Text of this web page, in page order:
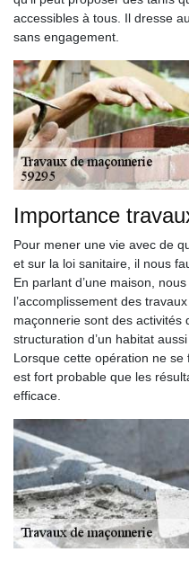
accessibles à tous. Il dresse
sans engagement.
Importance
Pour mener une vie avec de
et sur la loi sanitaire, il nous
En parlant d’une maison,
l’accomplissement des
maçonnerie sont des activités
structuration d’un habitat
Lorsque cette opération ne se
est fort probable que les
efficace.